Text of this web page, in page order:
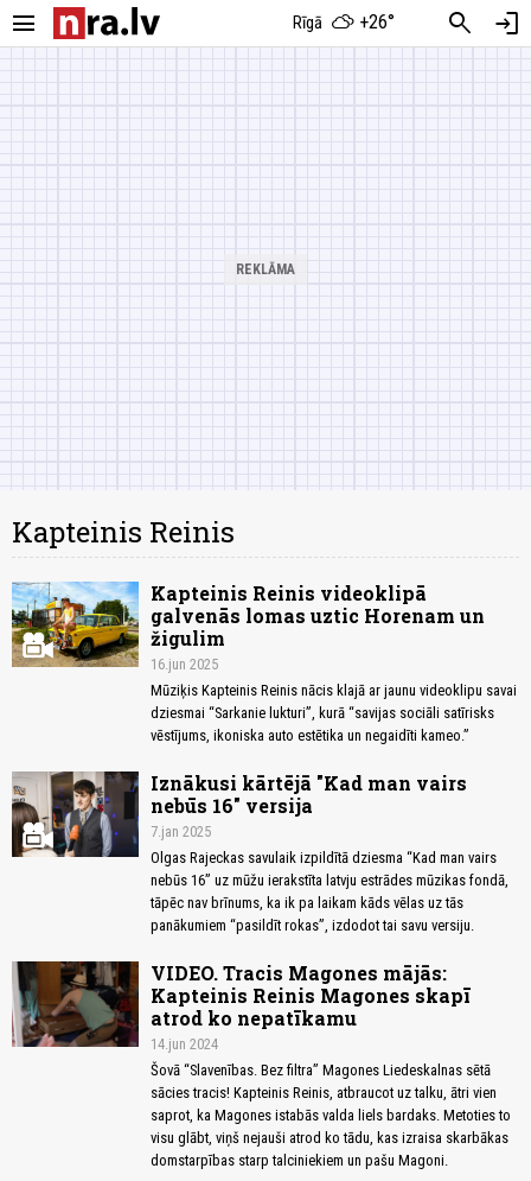
menu Rīgā +26° search login
Kapteinis Reinis
Kapteinis Reinis videoklipā
galvenās lomas uztic Horenam un
žigulim
16.jun 2025
Mūziķis Kapteinis Reinis nācis klajā ar jaunu videoklipu savai
dziesmai “Sarkanie lukturi”, kurā “savijas sociāli satīrisks
vēstījums, ikoniska auto estētika un negaidīti kameo.”
Iznākusi kārtējā "Kad man vairs
nebūs 16" versija
7.jan 2025
Olgas Rajeckas savulaik izpildītā dziesma “Kad man vairs
nebūs 16” uz mūžu ierakstīta latvju estrādes mūzikas fondā,
tāpēc nav brīnums, ka ik pa laikam kāds vēlas uz tās
panākumiem “pasildīt rokas”, izdodot tai savu versiju.
VIDEO. Tracis Magones mājās:
Kapteinis Reinis Magones skapī
atrod ko nepatīkamu
14.jun 2024
Šovā “Slavenības. Bez filtra” Magones Liedeskalnas sētā
sācies tracis! Kapteinis Reinis, atbraucot uz talku, ātri vien
saprot, ka Magones istabās valda liels bardaks. Metoties to
visu glābt, viņš nejauši atrod ko tādu, kas izraisa skarbākas
domstarpības starp talciniekiem un pašu Magoni.